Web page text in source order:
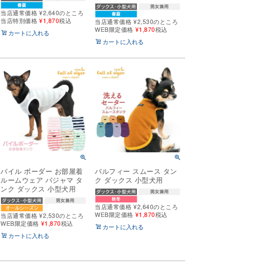
当店通常価格 ¥2,640のところ
当店特別価格 ¥1,870税込
カートに入れる
当店通常価格 ¥2,530のところ
WEB限定価格 ¥1,870税込
カートに入れる
パイル ボーダー お部屋着
ルームウェア パジャマ タ
ンク ダックス 小型犬用
当店通常価格 ¥2,530のところ
WEB限定価格 ¥1,870税込
カートに入れる
バルフィー スムース タン
ク ダックス 小型犬用
当店通常価格 ¥2,640のところ
WEB限定価格 ¥1,870税込
カートに入れる